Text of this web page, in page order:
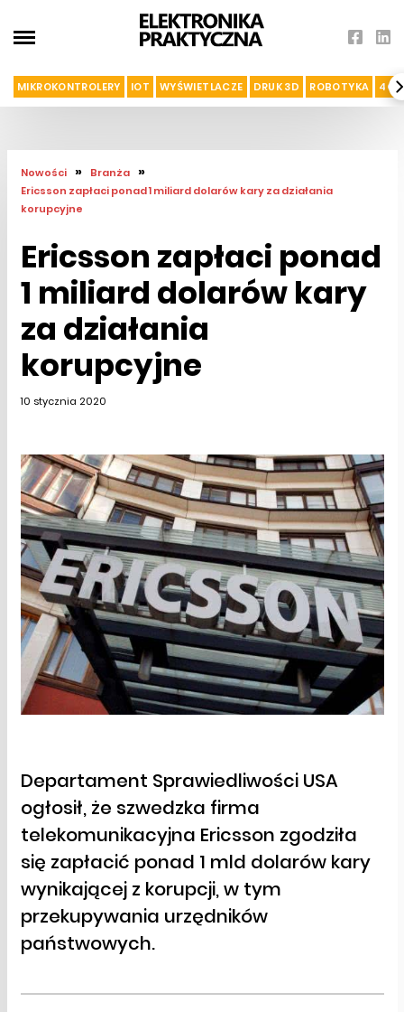
MIKROKONTROLERY IOT WYŚWIETLACZE DRUK 3D ROBOTYKA 4G I
Nowości » Branża »
Ericsson zapłaci ponad 1 miliard dolarów kary za działania
korupcyjne
Ericsson zapłaci ponad
1 miliard dolarów kary
za działania
korupcyjne
10 stycznia 2020
Departament Sprawiedliwości USA
ogłosił, że szwedzka firma
telekomunikacyjna Ericsson zgodziła
się zapłacić ponad 1 mld dolarów kary
wynikającej z korupcji, w tym
przekupywania urzędników
państwowych.